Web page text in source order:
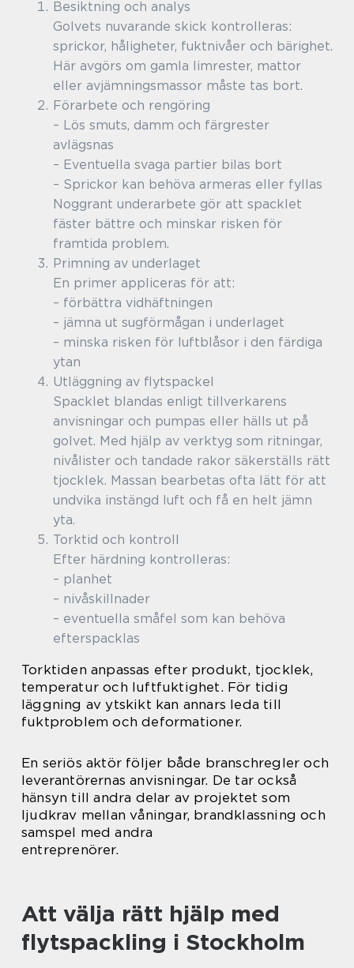
Besiktning och analys
Golvets nuvarande skick kontrolleras:
sprickor, håligheter, fuktnivåer och bärighet.
Här avgörs om gamla limrester, mattor
eller avjämningsmassor måste tas bort.
Förarbete och rengöring
– Lös smuts, damm och färgrester
avlägsnas
– Eventuella svaga partier bilas bort
– Sprickor kan behöva armeras eller fyllas
Noggrant underarbete gör att spacklet
fäster bättre och minskar risken för
framtida problem.
Primning av underlaget
En primer appliceras för att:
– förbättra vidhäftningen
– jämna ut sugförmågan i underlaget
– minska risken för luftblåsor i den färdiga
ytan
Utläggning av flytspackel
Spacklet blandas enligt tillverkarens
anvisningar och pumpas eller hälls ut på
golvet. Med hjälp av verktyg som ritningar,
nivålister och tandade rakor säkerställs rätt
tjocklek. Massan bearbetas ofta lätt för att
undvika instängd luft och få en helt jämn
yta.
Torktid och kontroll
Efter härdning kontrolleras:
– planhet
– nivåskillnader
– eventuella småfel som kan behöva
efterspacklas
Torktiden anpassas efter produkt, tjocklek,
temperatur och luftfuktighet. För tidig
läggning av ytskikt kan annars leda till
fuktproblem och deformationer.
En seriös aktör följer både branschregler och
leverantörernas anvisningar. De tar också
hänsyn till andra delar av projektet som
ljudkrav mellan våningar, brandklassning och
samspel med andra
entreprenörer.
Att välja rätt hjälp med
flytspackling i Stockholm